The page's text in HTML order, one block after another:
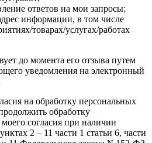
ответов на мои запросы;
информации, в том числе
товарах/услугах/работах
до момента его отзыва путем
уведомления на электронный
на обработку персональных
обработку
согласия при наличии
2 – 11 части 1 статьи 6, части